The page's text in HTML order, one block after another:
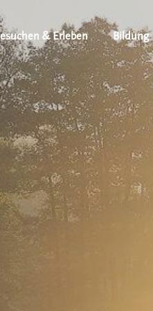
& Erleben Bildung